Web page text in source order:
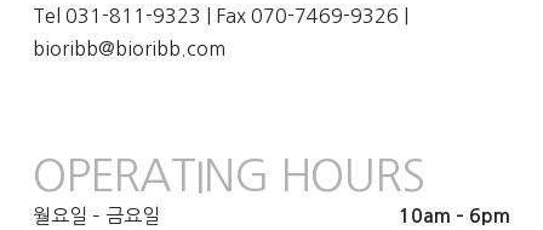
Tel 031-811-9323 | Fax 070-7469-9326 |
bioribb@bioribb.com
OPERATING HOURS
월요일 – 금요일 10am – 6pm